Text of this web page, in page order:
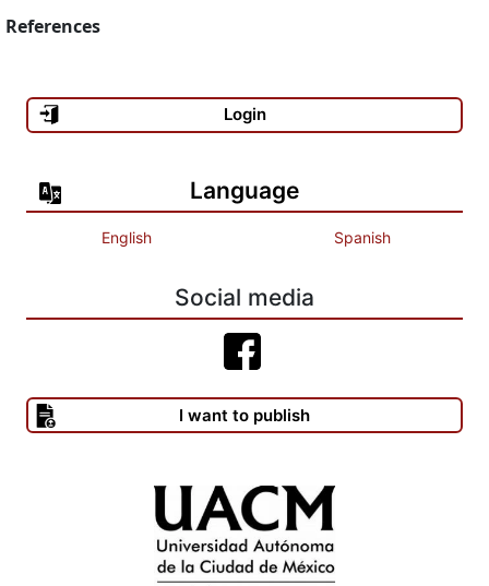
References
Login
Language
English Spanish
Social media
I want to publish